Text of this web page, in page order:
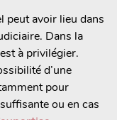
peut avoir lieu dans
Dans la
à privilégier.
d’une
pour
ou en cas